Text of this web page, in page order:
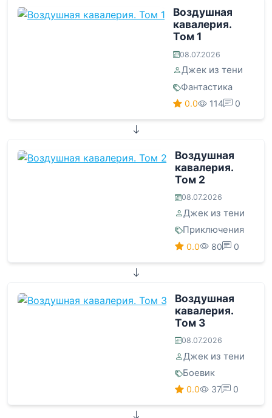
Воздушная
кавалерия.
Том 1
08.07.2026
Джек из тени
Фантастика
0.0 114 0
Воздушная
кавалерия.
Том 2
08.07.2026
Джек из тени
Приключения
0.0 80 0
Воздушная
кавалерия.
Том 3
08.07.2026
Джек из тени
Боевик
0.0 37 0